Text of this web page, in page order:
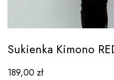
Sukienka Kimono
189,00zł